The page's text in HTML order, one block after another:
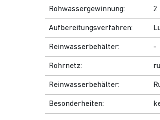
Rohwassergewinnung: 2
Aufbereitungsverfahren:
Reinwasserbehälter: -
Rohrnetz:
Reinwasserbehälter:
Besonderheiten: